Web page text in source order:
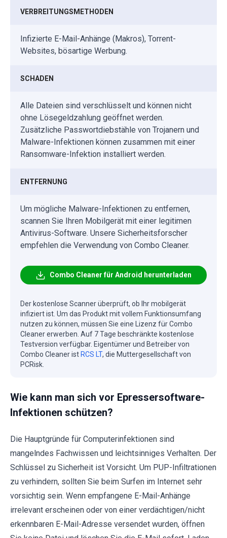
VERBREITUNGSMETHODEN
Infizierte E-Mail-Anhänge (Makros), Torrent-
Websites, bösartige Werbung.
SCHADEN
Alle Dateien sind verschlüsselt und können nicht
ohne Lösegeldzahlung geöffnet werden.
Zusätzliche Passwortdiebstähle von Trojanern und
Malware-Infektionen können zusammen mit einer
Ransomware-Infektion installiert werden.
ENTFERNUNG
Um mögliche Malware-Infektionen zu entfernen,
scannen Sie Ihren Mobilgerät mit einer legitimen
Antivirus-Software. Unsere Sicherheitsforscher
empfehlen die Verwendung von Combo Cleaner.
Combo Cleaner für Android herunterladen
Der kostenlose Scanner überprüft, ob Ihr mobilgerät
infiziert ist. Um das Produkt mit vollem Funktionsumfang
nutzen zu können, müssen Sie eine Lizenz für Combo
Cleaner erwerben. Auf 7 Tage beschränkte kostenlose
Testversion verfügbar. Eigentümer und Betreiber von
Combo Cleaner ist RCS LT, die Muttergesellschaft von
PCRisk.
Wie kann man sich vor Epressersoftware-
Infektionen schützen?
Die Hauptgründe für Computerinfektionen sind
mangelndes Fachwissen und leichtsinniges Verhalten. Der
Schlüssel zu Sicherheit ist Vorsicht. Um PUP-Infiltrationen
zu verhindern, sollten Sie beim Surfen im Internet sehr
vorsichtig sein. Wenn empfangene E-Mail-Anhänge
irrelevant erscheinen oder von einer verdächtigen/nicht
erkennbaren E-Mail-Adresse versendet wurden, öffnen